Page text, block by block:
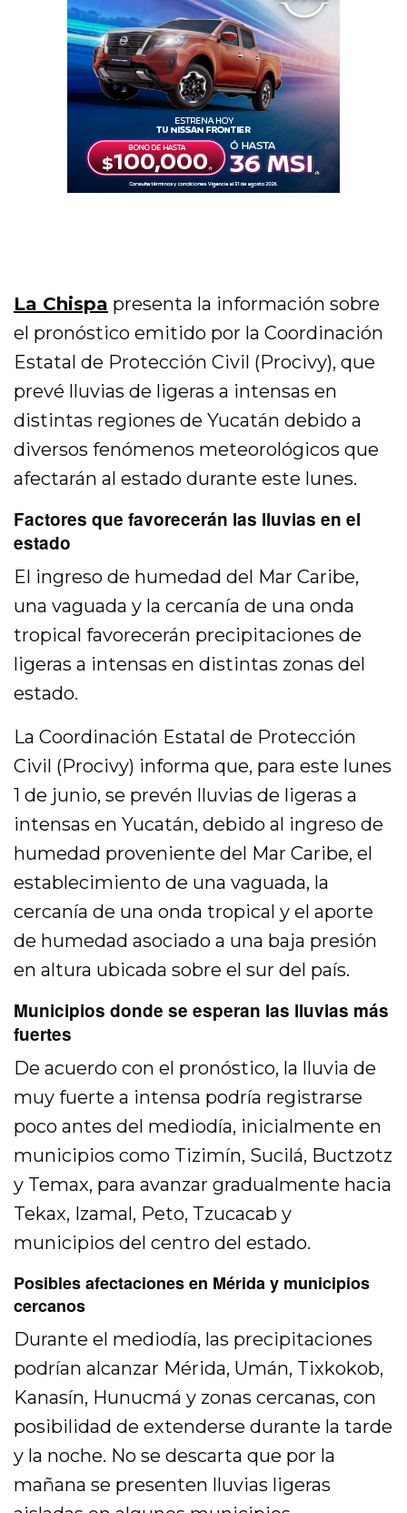
La Chispa presenta la información sobre
el pronóstico emitido por la Coordinación
Estatal de Protección Civil (Procivy), que
prevé lluvias de ligeras a intensas en
distintas regiones de Yucatán debido a
diversos fenómenos meteorológicos que
afectarán al estado durante este lunes.
Factores que favorecerán las lluvias en el
estado
El ingreso de humedad del Mar Caribe,
una vaguada y la cercanía de una onda
tropical favorecerán precipitaciones de
ligeras a intensas en distintas zonas del
estado.
La Coordinación Estatal de Protección
Civil (Procivy) informa que, para este lunes
1 de junio, se prevén lluvias de ligeras a
intensas en Yucatán, debido al ingreso de
humedad proveniente del Mar Caribe, el
establecimiento de una vaguada, la
cercanía de una onda tropical y el aporte
de humedad asociado a una baja presión
en altura ubicada sobre el sur del país.
Municipios donde se esperan las lluvias más
fuertes
De acuerdo con el pronóstico, la lluvia de
muy fuerte a intensa podría registrarse
poco antes del mediodía, inicialmente en
municipios como Tizimín, Sucilá, Buctzotz
y Temax, para avanzar gradualmente hacia
Tekax, Izamal, Peto, Tzucacab y
municipios del centro del estado.
Posibles afectaciones en Mérida y municipios
cercanos
Durante el mediodía, las precipitaciones
podrían alcanzar Mérida, Umán, Tixkokob,
Kanasín, Hunucmá y zonas cercanas, con
posibilidad de extenderse durante la tarde
y la noche. No se descarta que por la
mañana se presenten lluvias ligeras